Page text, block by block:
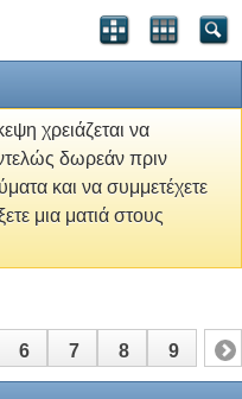
χρειάζεται να
δωρεάν πριν
και να συμμετέχετε
μια ματιά στους
6 7 8 9